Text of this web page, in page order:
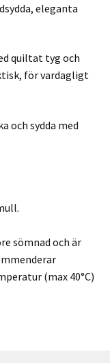
eleganta
quiltat tyg och
för vardagligt
och sydda med
sömnad och är
(max 40°C)